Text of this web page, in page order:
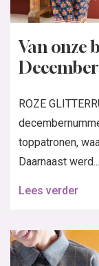
Van onze
ROZE
toppatronen,
Daarnaast werd...
Lees verder